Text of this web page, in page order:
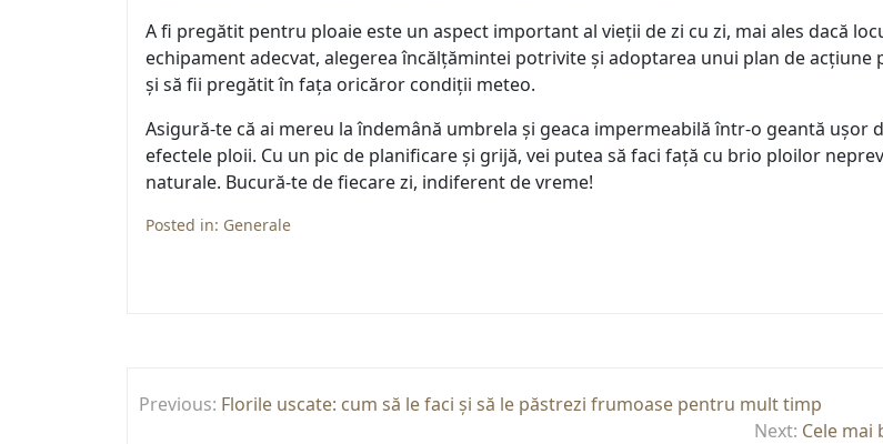
A fi pregătit pentru ploaie este un aspect important al vieții de zi cu zi, mai ales dacă
echipament adecvat, alegerea încălțămintei potrivite și adoptarea unui plan de
și să fii pregătit în fața oricăror condiții meteo.
Asigură-te că ai mereu la îndemână umbrela și geaca impermeabilă într-o geantă
efectele ploii. Cu un pic de planificare și grijă, vei putea să faci față cu brio ploilor
naturale. Bucură-te de fiecare zi, indiferent de vreme!
Posted in: Generale
Navigare
Previous: Florile uscate: cum să le faci și să le păstrezi frumoase pentru mult timp
Next: Cele